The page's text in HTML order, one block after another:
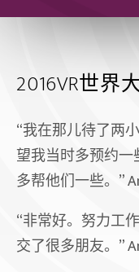
2016VR世界
“我在那儿待了两
望我当时多预约
多帮他们一些。 ”
“非常好。努力工
交了很多朋友。”